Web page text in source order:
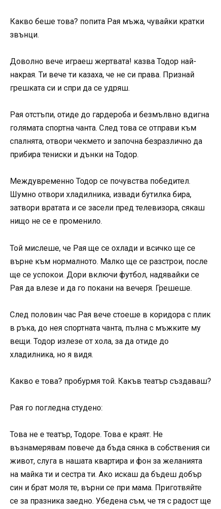
Какво беше това? попита Рая мъжа, чувайки кратки
звънци.
Доволно вече играеш жертвата! казва Тодор най-
накрая. Ти вече ти казаха, че не си права. Признай
грешката си и спри да се удряш.
Рая отстъпи, отиде до гардероба и безмълвно вдигна
голямата спортна чанта. След това се отправи към
спалнята, отвори чекмето и започна безразлично да
прибира тениски и дънки на Тодор.
Междувременно Тодор се почувства победител.
Шумно отвори хладилника, извади бутилка бира,
затвори вратата и се засели пред телевизора, сякаш
нищо не се е променило.
Той мислеше, че Рая ще се охлади и всичко ще се
върне към нормалното. Малко ще се разстрои, после
ще се успокои. Дори включи футбол, надявайки се
Рая да влезе и да го покани на вечеря. Грешеше.
След половин час Рая вече стоеше в коридора с плик
в ръка, до нея спортната чанта, пълна с мъжките му
вещи. Тодор излезе от хола, за да отиде до
хладилника, но я видя.
Какво е това? пробурмя той. Какъв театър създаваш?
Рая го погледна студено:
Това не е театър, Тодоре. Това е краят. Не
възнамерявам повече да бъда сянка в собствения си
живот, слуга в нашата квартира и фон за желанията
на майка ти и сестра ти. Ако искаш да бъдеш добър
син и брат моля те, върни се при мама. Приготвяйте
се за празника заедно. Убедена съм, че тя с радост ще